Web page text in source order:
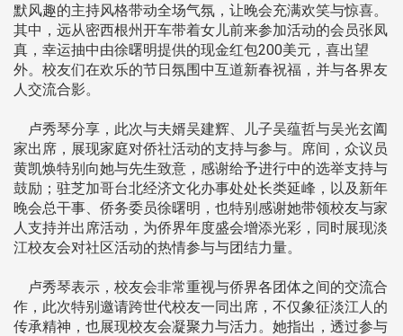
默风趣的主持风格带动全场气氛，让晚会充满欢笑与惊喜。
其中，远从密西根州开车带着女儿前来参加活动的会员张凤
真，幸运抽中由徐曙明提供的现金红包200美元，喜出望
外。校友们在欢乐的节日氛围中互道新春祝福，并与各界友
人交流合影。
卢秀琴分享，此次与夫婿吴建辉、儿子吴蕴哲与吴光玄阖
家出席，展现家庭对侨社活动的支持与参与。席间，众议员
黄凯焕特别向她与先生致意，感谢给予进行中的选举支持与
鼓励；驻芝加哥台北经济文化办事处处长类延峰，以及新年
晚会总干事、侨务委员徐曙明，也特别感谢她带领校友与家
人支持并出席活动，为侨界年度盛会增添光彩，同时展现淡
江校友会对社区活动的热情参与与团结力量。
卢秀琴表示，校友会非常重视与侨界各团体之间的交流合
作，此次特别邀请跨世代校友一同出席，不仅象征淡江人的
传承精神，也展现校友会凝聚力与活力。她指出，透过参与